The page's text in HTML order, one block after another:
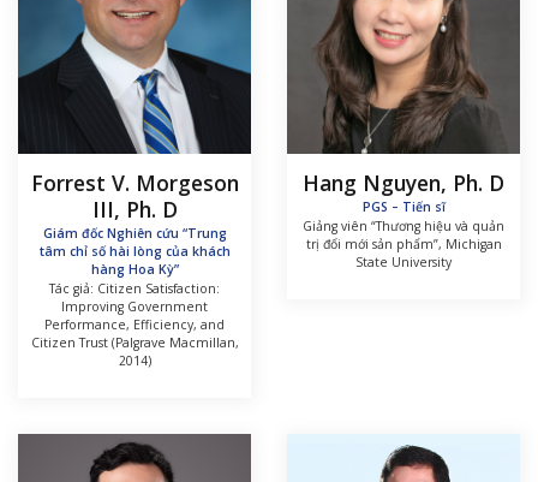
Forrest V. Morgeson
III, Ph. D
tâm chỉ số hài lòng của khách
hàng Hoa Kỳ”
Tác giả: Citizen Satisfaction:
Improving Government
Performance, Efficiency, and
Citizen Trust (Palgrave Macmillan,
2014)
Hang Nguyen, Ph. D
PGS – Tiến sĩ
Giảng viên “Thương hiệu và quản
trị đổi mới sản phẩm”, Michigan
State University